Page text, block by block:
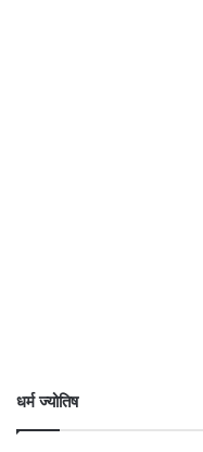
धर्म ज्योतिष